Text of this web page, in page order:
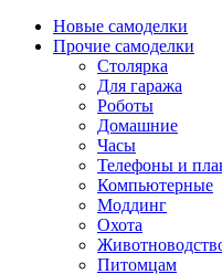
Новые самоделки
Прочие самоделки
Столярка
Для гаража
Роботы
Домашние
Часы
Телефоны и
Компьютерные
Моддинг
Охота
Питомцам